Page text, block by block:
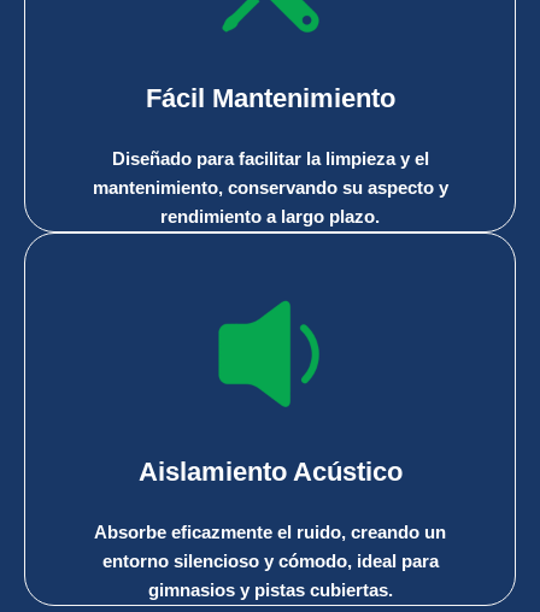
Fácil Mantenimiento
Diseñado para facilitar la limpieza y el
mantenimiento, conservando su aspecto y
rendimiento a largo plazo.
Aislamiento Acústico
Absorbe eficazmente el ruido, creando un
entorno silencioso y cómodo, ideal para
gimnasios y pistas cubiertas.